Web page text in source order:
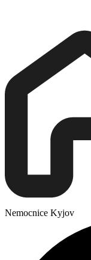
Nemocnice Kyjov